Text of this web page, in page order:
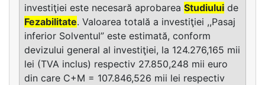
investiţiei este necesară aprobarea Studiului de
Fezabilitate. Valoarea totală a investiţiei ,,Pasaj
inferior Solventul” este estimată, conform
devizului general al investiţiei, la 124.276,165 mii
lei (TVA inclus) respectiv 27.850,248 mii euro
din care C+M = 107.846,526 mii lei respectiv